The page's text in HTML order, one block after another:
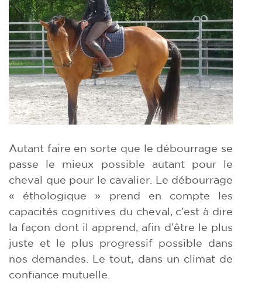
Autant faire en sorte que le débourrage se
passe le mieux possible autant pour le
cheval que pour le cavalier. Le débourrage
« éthologique » prend en compte les
capacités cognitives du cheval, c’est à dire
la façon dont il apprend, afin d’être le plus
juste et le plus progressif possible dans
nos demandes. Le tout, dans un climat de
confiance mutuelle.